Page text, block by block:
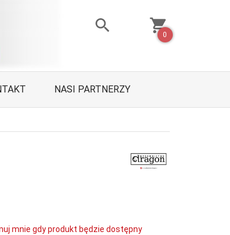
0
NASI PARTNERZY
mnie gdy produkt będzie dostępny